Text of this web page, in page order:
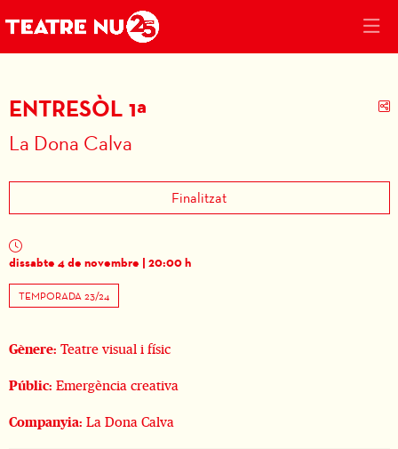
ENTRESÒL 1ª
La Dona Calva
Finalitzat
dissabte 4 de novembre | 20:00 h
TEMPORADA 23/24
Gènere: Teatre visual i físic
Públic: Emergència creativa
Companyia: La Dona Calva